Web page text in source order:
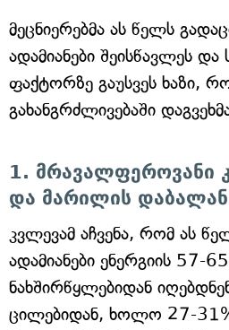
მეცნიერებმა ას წელს
ადამიანები შეისწავლეს
ფაქტორზე გაუსვეს ხაზი,
გახანგრძლივებაში
1. მრავალფეროვანი
და მარილის
კვლევამ აჩვენა, რომ ას
ადამიანები ენერგიის 57-
ნახშირწყლებიდან
ცილებიდან, ხოლო 27-